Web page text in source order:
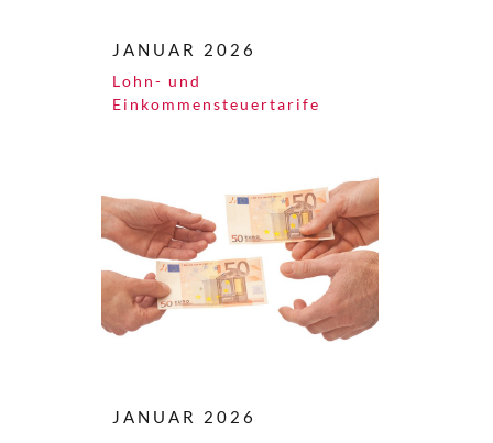
JANUAR 2026
Lohn- und
Einkommensteuertarife
JANUAR 2026